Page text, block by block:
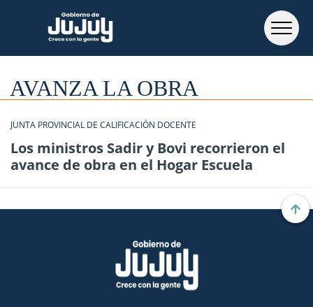
AVANZA LA OBRA
JUNTA PROVINCIAL DE CALIFICACIÓN DOCENTE
Los ministros Sadir y Bovi recorrieron el
avance de obra en el Hogar Escuela